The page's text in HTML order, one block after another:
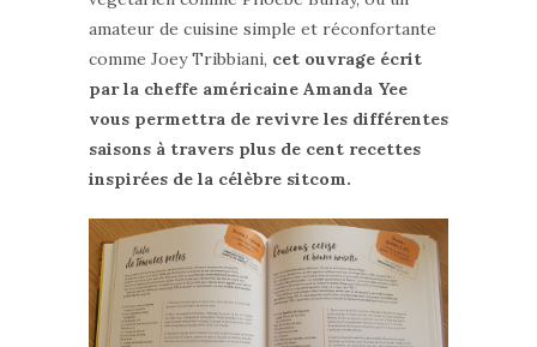
amateur de cuisine simple et réconfortante
comme Joey Tribbiani, cet ouvrage écrit
par la cheffe américaine Amanda Yee
vous permettra de revivre les différentes
saisons à travers plus de cent recettes
inspirées de la célèbre sitcom.